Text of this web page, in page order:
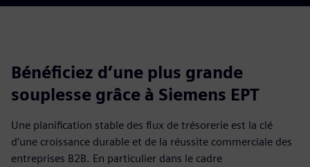
Bénéficiez d’une plus grande
souplesse grâce à Siemens EPT
Une planification stable des flux de trésorerie est la clé
d’une croissance durable et de la réussite commerciale des
entreprises B2B. En particulier dans le cadre